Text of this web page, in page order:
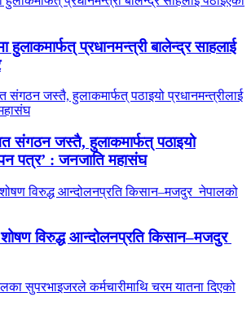
प्रधानमन्त्री बालेन्द्र साहलाई
संगठन जस्तै, हुलाकमार्फत् पठाइयो
पत्र’ : जनजाति महासंघ
शोषण विरुद्ध आन्दोलनप्रति किसान–मजदुर